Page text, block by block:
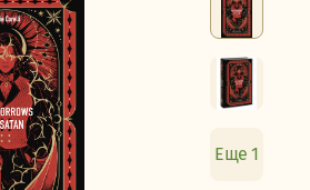
Еще 1